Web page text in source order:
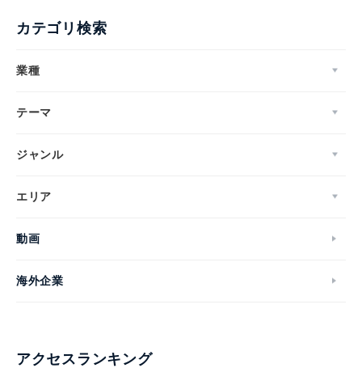
カテゴリ検索
業種
テーマ
ジャンル
エリア
動画
海外企業
アクセスランキング